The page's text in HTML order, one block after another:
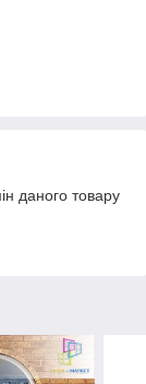
даного товару